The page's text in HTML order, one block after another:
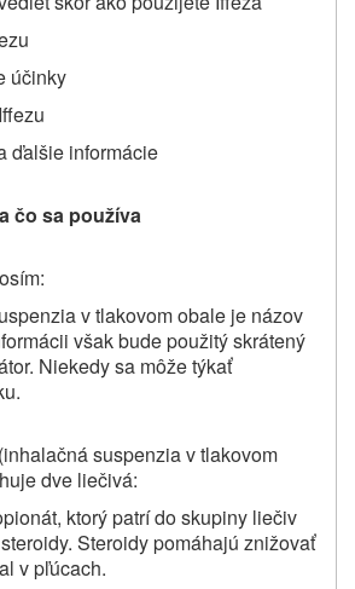
účinky
ďalšie informácie
čo sa používa
v tlakovom obale je názov
však bude použitý skrátený
Niekedy sa môže týkať
suspenzia v tlakovom
dve liečivá:
ktorý patrí do skupiny liečiv
Steroidy pomáhajú znižovať
v pľúcach.